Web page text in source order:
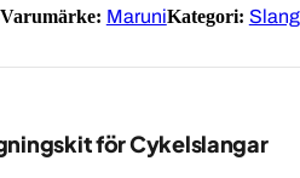
Varumärke: MaruniKategori:
för Cykelslangar